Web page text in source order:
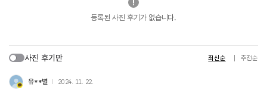
등록된 사진 후기가 없습니다.
사진 후기만 최신순 추천순
유**별 2024. 11. 22.